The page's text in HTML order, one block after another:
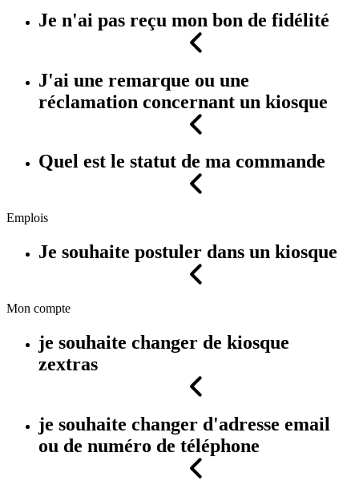
Je n'ai pas reçu mon bon de fidélité
J'ai une remarque ou une
réclamation concernant un kiosque
Quel est le statut de ma commande
Emplois
Je souhaite postuler dans un kiosque
Mon compte
je souhaite changer de kiosque
zextras
je souhaite changer d'adresse email
ou de numéro de téléphone